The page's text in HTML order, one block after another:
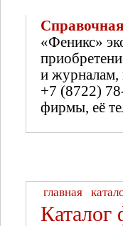
«Феникс»
и журналам,
+7 (8722)
фирмы, её
главная
Каталог